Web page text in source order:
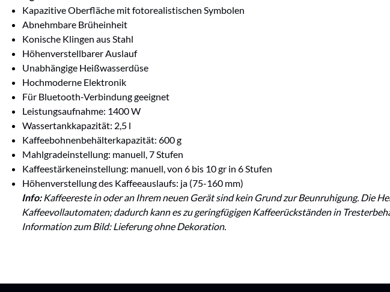
Kapazitive Oberfläche mit fotorealistischen Symbolen
Abnehmbare Brüheinheit
Konische Klingen aus Stahl
Höhenverstellbarer Auslauf
Unabhängige Heißwasserdüse
Hochmoderne Elektronik
Für Bluetooth-Verbindung geeignet
Leistungsaufnahme: 1400 W
Wassertankkapazität: 2,5 l
Kaffeebohnenbehälterkapazität: 600 g
Mahlgradeinstellung: manuell, 7 Stufen
Kaffeestärkeneinstellung: manuell, von 6 bis 10 gr in 6 Stufen
Höhenverstellung des Kaffeeauslaufs: ja (75-160 mm)
Info:Kaffeereste in oder an Ihrem neuen Gerät sind kein Grund zur Beunruhigung. Die
Kaffeevollautomaten; dadurch kann es zu geringfügigen Kaffeerückständen in
Information zum Bild: Lieferung ohne Dekoration.